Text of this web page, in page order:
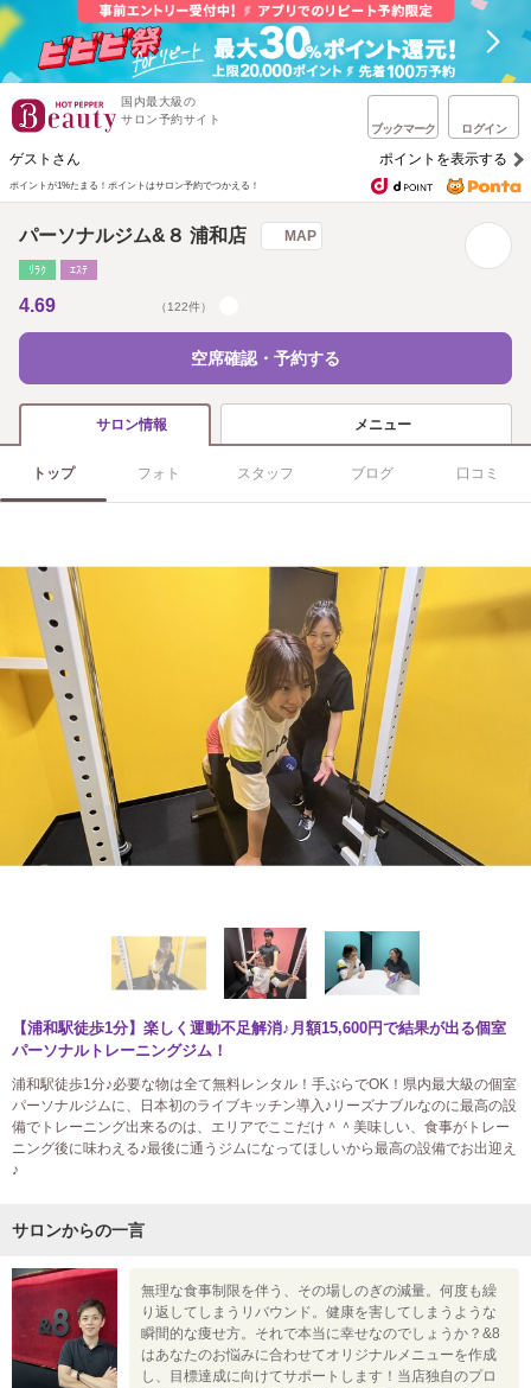
国内最大級の
サロン予約サイト
ブックマーク ログイン
ゲストさん ポイントを表示する
ポイントが1%たまる！ ポイントはサロン予約でつかえる！
パーソナルジム&８ 浦和店 MAP
ﾘﾗｸ ｴｽﾃ
4.69 （122件）
空席確認・予約する
サロン情報 メニュー
トップ フォト スタッフ ブログ 口コミ
【浦和駅徒歩1分】楽しく運動不足解消♪月額15,600円で結果が出る個室
パーソナルトレーニングジム！
浦和駅徒歩1分♪必要な物は全て無料レンタル！手ぶらでOK！県内最大級の個室
パーソナルジムに、日本初のライブキッチン導入♪リーズナブルなのに最高の設
備でトレーニング出来るのは、エリアでここだけ＾＾美味しい、食事がトレー
ニング後に味わえる♪最後に通うジムになってほしいから最高の設備でお出迎え
♪
サロンからの一言
無理な食事制限を伴う、その場しのぎの減量。何度も繰
り返してしまうリバウンド。健康を害してしまうような
瞬間的な痩せ方。それで本当に幸せなのでしょうか？&8
はあなたのお悩みに合わせてオリジナルメニューを作成
し、目標達成に向けてサポートします！当店独自のプロ